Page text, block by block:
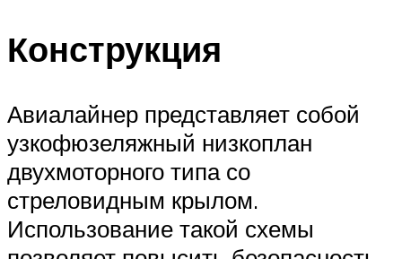
Конструкция
Авиалайнер представляет собой
узкофюзеляжный низкоплан
двухмоторного типа со
стреловидным крылом.
Использование такой схемы